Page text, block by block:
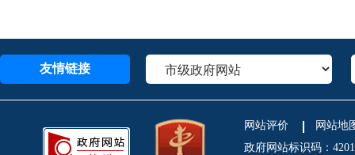
友情链接
网站评价
网站地
政府网站标识码：